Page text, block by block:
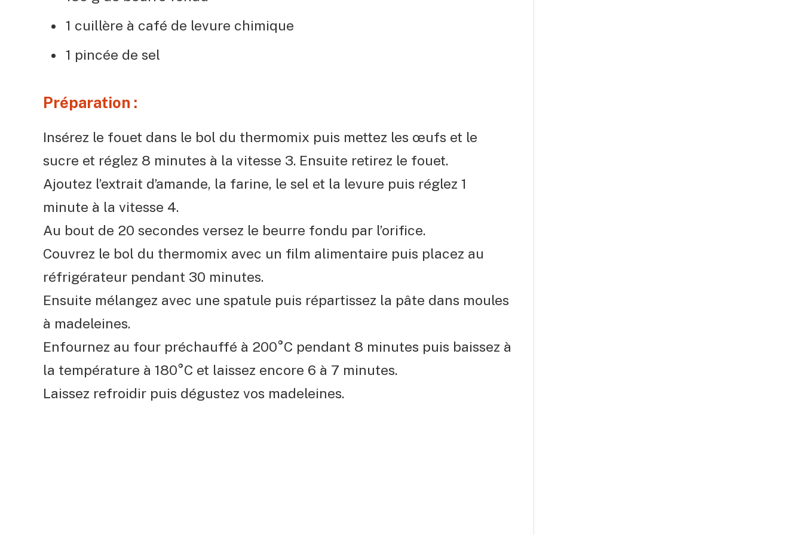
1 cuillère à café de levure chimique
1 pincée de sel
Préparation :
Insérez le fouet dans le bol du thermomix puis mettez les œufs et le
sucre et réglez 8 minutes à la vitesse 3. Ensuite retirez le fouet.
Ajoutez l’extrait d’amande, la farine, le sel et la levure puis réglez 1
minute à la vitesse 4.
Au bout de 20 secondes versez le beurre fondu par l’orifice.
Couvrez le bol du thermomix avec un film alimentaire puis placez au
réfrigérateur pendant 30 minutes.
Ensuite mélangez avec une spatule puis répartissez la pâte dans moules
à madeleines.
Enfournez au four préchauffé à 200°C pendant 8 minutes puis baissez à
la température à 180°C et laissez encore 6 à 7 minutes.
Laissez refroidir puis dégustez vos madeleines.